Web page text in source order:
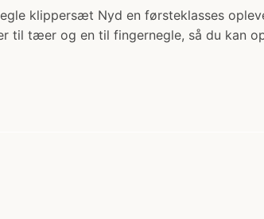
klippersæt Nyd en førsteklasses
tæer og en til fingernegle, så du kan